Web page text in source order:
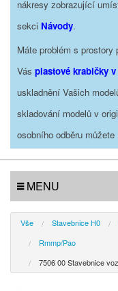
nákresy zobrazující
sekci Návody.
Máte problém s
Vás plastové krabičky
uskladnění Vašich
skladování modelů v
osobního odběru
MENU
Vše Stavebnice H0
Rmmp/Pao
7506 00 Stavebnice